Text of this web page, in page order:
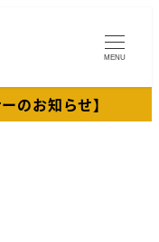
MENU
のお知らせ】